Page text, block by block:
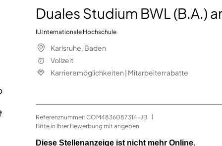
Duales Studium BWL (B.A.)
IU Internationale Hochschule
Karlsruhe, Baden
Vollzeit
Karrieremöglichkeiten | Mitarbeiterrabatte
Referenznummer: COM4836087314-JB
Bitte in Ihrer Bewerbung mit angeben